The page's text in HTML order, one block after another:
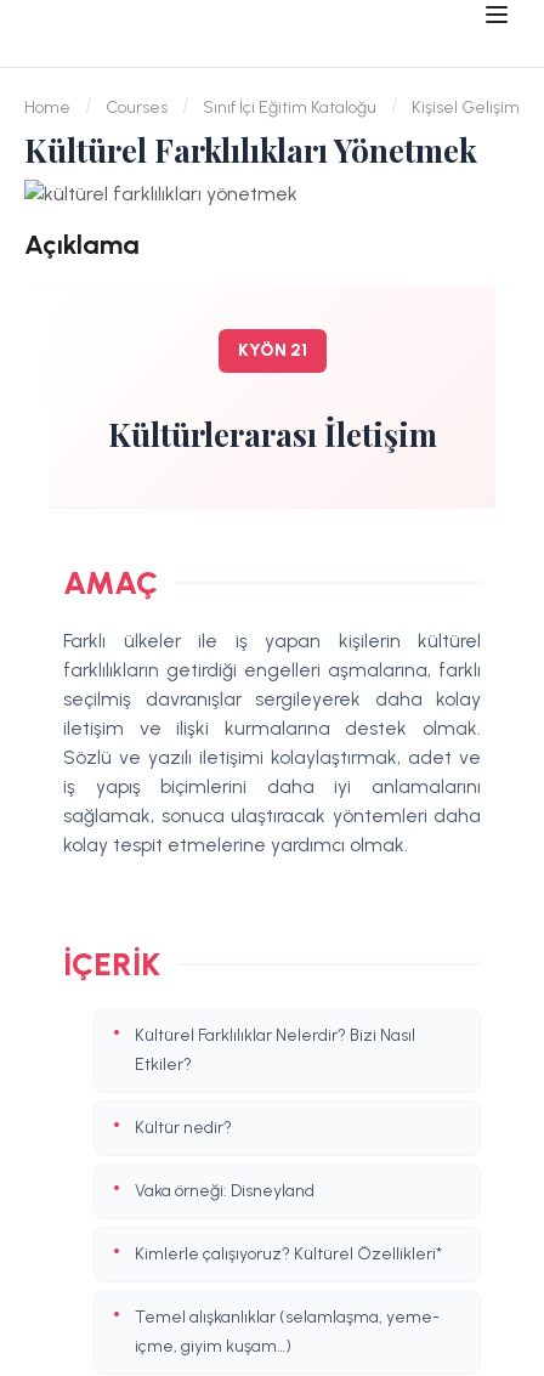
Home Courses Sınıf İçi Eğitim Kataloğu Kişisel Gelişim
Kültürel Farklılıkları Yönetmek
Açıklama
KYÖN 21
Kültürlerarası İletişim
AMAÇ
Farklı ülkeler ile iş yapan kişilerin kültürel
farklılıkların getirdiği engelleri aşmalarına, farklı
seçilmiş davranışlar sergileyerek daha kolay
iletişim ve ilişki kurmalarına destek olmak.
Sözlü ve yazılı iletişimi kolaylaştırmak, adet ve
iş yapış biçimlerini daha iyi anlamalarını
sağlamak, sonuca ulaştıracak yöntemleri daha
kolay tespit etmelerine yardımcı olmak.
İÇERIK
Kültürel Farklılıklar Nelerdir? Bizi Nasıl
Etkiler?
Kültür nedir?
Vaka örneği: Disneyland
Kimlerle çalışıyoruz? Kültürel Özellikleri*
Temel alışkanlıklar (selamlaşma, yeme-
içme, giyim kuşam…)